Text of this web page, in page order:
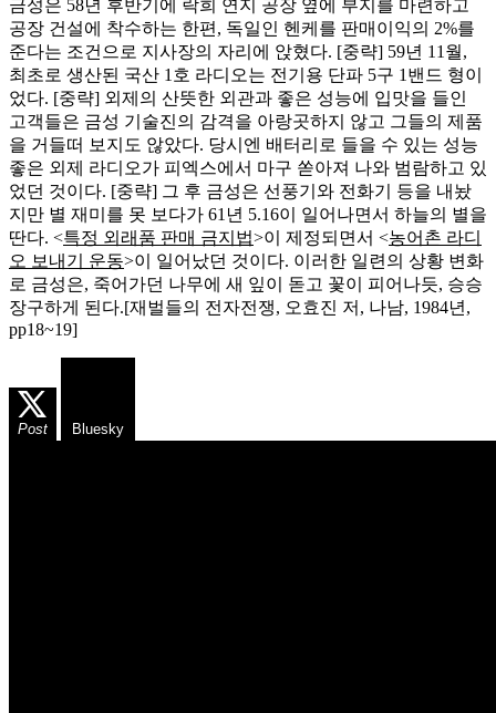
금성은 58년 후반기에 락희 연지 공장 옆에 부지를 마련하고
공장 건설에 착수하는 한편, 독일인 헨케를 판매이익의 2%를
준다는 조건으로 지사장의 자리에 앉혔다. [중략] 59년 11월,
최초로 생산된 국산 1호 라디오는 전기용 단파 5구 1밴드 형이
었다. [중략] 외제의 산뜻한 외관과 좋은 성능에 입맛을 들인
고객들은 금성 기술진의 감격을 아랑곳하지 않고 그들의 제품
을 거들떠 보지도 않았다. 당시엔 배터리로 들을 수 있는 성능
좋은 외제 라디오가 피엑스에서 마구 쏟아져 나와 범람하고 있
었던 것이다. [중략] 그 후 금성은 선풍기와 전화기 등을 내놨
지만 별 재미를 못 보다가 61년 5.16이 일어나면서 하늘의 별을
딴다. <특정 외래품 판매 금지법>이 제정되면서 <농어촌 라디
오 보내기 운동>이 일어났던 것이다. 이러한 일련의 상황 변화
로 금성은, 죽어가던 나무에 새 잎이 돋고 꽃이 피어나듯, 승승
장구하게 된다.[재벌들의 전자전쟁, 오효진 저, 나남, 1984년,
pp18~19]
Post Bluesky